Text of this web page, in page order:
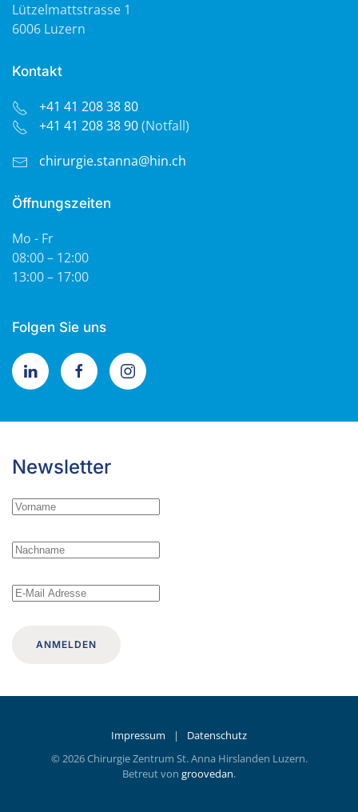
Lützelmattstrasse 1
6006 Luzern
Kontakt
+41 41 208 38 80
+41 41 208 38 90(Notfall)
chirurgie.stanna@hin.ch
Öffnungszeiten
Mo - Fr
08:00 – 12:00
13:00 – 17:00
Folgen Sie uns
Newsletter
ANMELDEN
Impressum |
Datenschutz
©2026Chirurgie Zentrum St. Anna Hirslanden Luzern.
Betreut von groovedan.